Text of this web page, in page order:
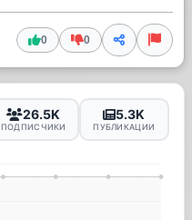
0 0
26.5K
ПОДПИСЧИКИ
5.3K
ПУБЛИКАЦИИ